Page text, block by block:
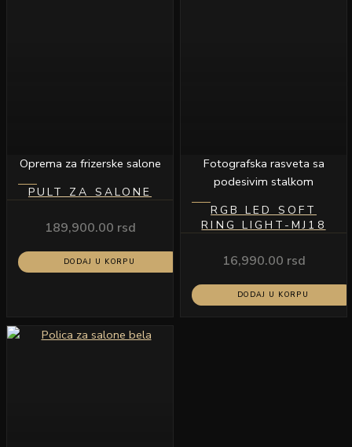
Oprema za frizerske salone
PULT ZA SALONE
189,900.00 rsd
DODAJ U KORPU
Fotografska rasveta sa
podesivim stalkom
RGB LED SOFT
RING LIGHT-MJ18
16,990.00 rsd
DODAJ U KORPU